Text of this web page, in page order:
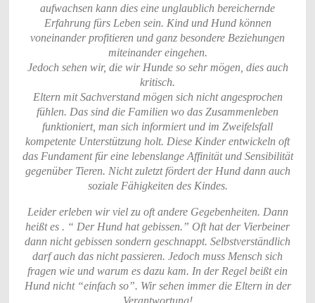
aufwachsen kann dies eine unglaublich bereichernde
Erfahrung fürs Leben sein. Kind und Hund können
voneinander profitieren und ganz besondere Beziehungen
miteinander eingehen.
Jedoch sehen wir, die wir Hunde so sehr mögen, dies auch
kritisch.
Eltern mit Sachverstand mögen sich nicht angesprochen
fühlen. Das sind die Familien wo das Zusammenleben
funktioniert, man sich informiert und im Zweifelsfall
kompetente Unterstützung holt. Diese Kinder entwickeln oft
das Fundament für eine lebenslange Affinität und Sensibilität
gegenüber Tieren. Nicht zuletzt fördert der Hund dann auch
soziale Fähigkeiten des Kindes.
Leider erleben wir viel zu oft andere Gegebenheiten. Dann
heißt es . “ Der Hund hat gebissen.” Oft hat der Vierbeiner
dann nicht gebissen sondern geschnappt. Selbstverständlich
darf auch das nicht passieren. Jedoch muss Mensch sich
fragen wie und warum es dazu kam. In der Regel beißt ein
Hund nicht “einfach so”. Wir sehen immer die Eltern in der
Verantwortung!